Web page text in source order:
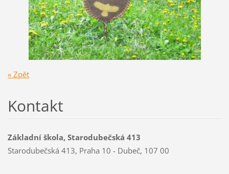
« Zpět
Kontakt
Základní škola, Starodubečská 413
Starodubečská 413, Praha 10 - Dubeč, 107 00